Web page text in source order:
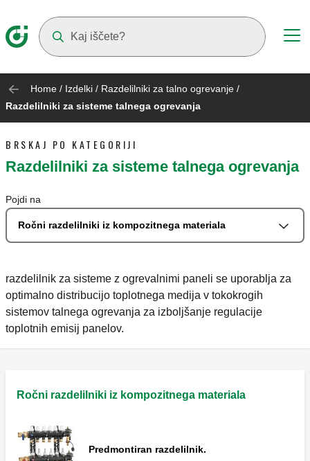
Home / Izdelki / Razdelilniki za talno ogrevanje /
Razdelilniki za sisteme talnega ogrevanja
BRSKAJ PO KATEGORIJI
Razdelilniki za sisteme talnega ogrevanja
Pojdi na
Ročni razdelilniki iz kompozitnega materiala
razdelilnik za sisteme z ogrevalnimi paneli se uporablja za
optimalno distribucijo toplotnega medija v tokokrogih
sistemov talnega ogrevanja za izboljšanje regulacije
toplotnih emisij panelov.
Ročni razdelilniki iz kompozitnega materiala
Predmontiran razdelilnik.